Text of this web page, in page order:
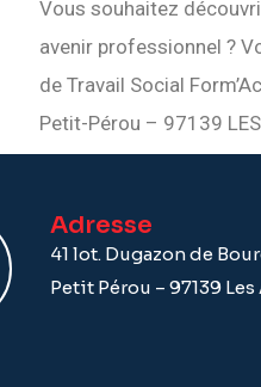
Vous souhaitez
avenir professionnel ?
de Travail Social
Petit-Pérou – 97139 LES
Adresse
41 lot. Dugazon de
Petit Pérou – 97139